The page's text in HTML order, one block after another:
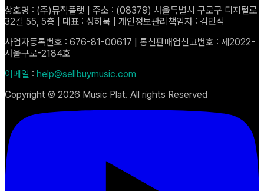
상호명 : (주)뮤직플랫 | 주소 : (08379) 서울특별시 구로구 디지털로
32길 55, 5층 | 대표 : 성하묵 | 개인정보관리책임자 : 김민석
사업자등록번호 : 676-81-00617 | 통신판매업신고번호 : 제2022-
서울구로-2184호
이메일 : help@sellbuymusic.com
Copyright © 2026 Music Plat. All rights Reserved